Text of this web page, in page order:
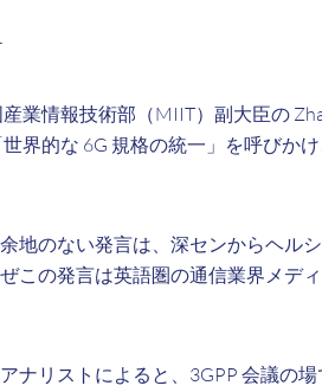
業情報技術部（MIIT）副大臣の
界的な 6G 規格の統一」を呼びか
地のない発言は、深センからヘル
この発言は英語圏の通信業界メデ
ナリストによると、3GPP 会議の